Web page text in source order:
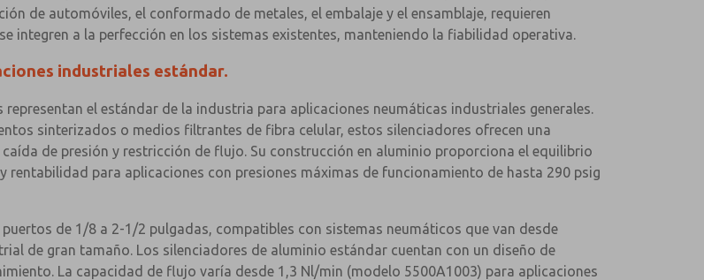
de automóviles, el conformado de metales, el embalaje y el ensamblaje, requieren
integren a la perfección en los sistemas existentes, manteniendo la fiabilidad operativa.
industriales estándar.
el estándar de la industria para aplicaciones neumáticas industriales generales.
sinterizados o medios filtrantes de fibra celular, estos silenciadores ofrecen una
de presión y restricción de flujo. Su construcción en aluminio proporciona el equilibrio
para aplicaciones con presiones máximas de funcionamiento de hasta 290 psig
de 1/8 a 2-1/2 pulgadas, compatibles con sistemas neumáticos que van desde
de gran tamaño. Los silenciadores de aluminio estándar cuentan con un diseño de
La capacidad de flujo varía desde 1,3 Nl/min (modelo 5500A1003) para aplicaciones